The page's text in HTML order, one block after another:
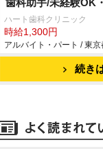
歯科助手/未経験OK
ハート歯科クリニック
時給1,300円
アルバイト・パート / 東京
続き